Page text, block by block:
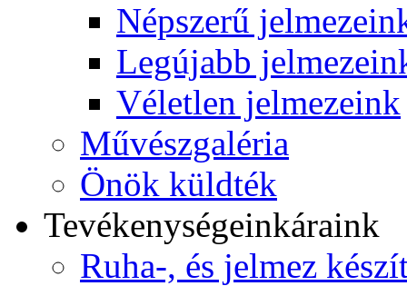
Népszerű
Legújabb
Véletlen jelmezeink
Művészgaléria
Önök küldték
Tevékenységeinkáraink
Ruha-, és jelmez